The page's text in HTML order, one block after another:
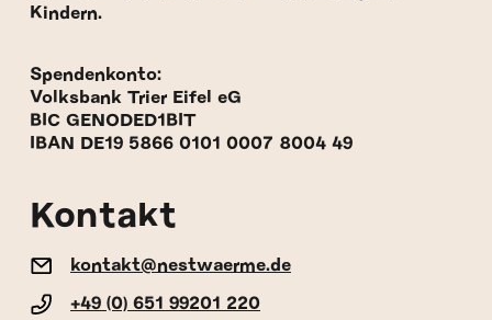
Kindern.
Spendenkonto:
Volksbank Trier Eifel eG
BIC GENODED1BIT
IBAN DE19 5866 0101 0007 8004 49
Kontakt
kontakt@nestwaerme.de
+49 (0) 651 99201 220